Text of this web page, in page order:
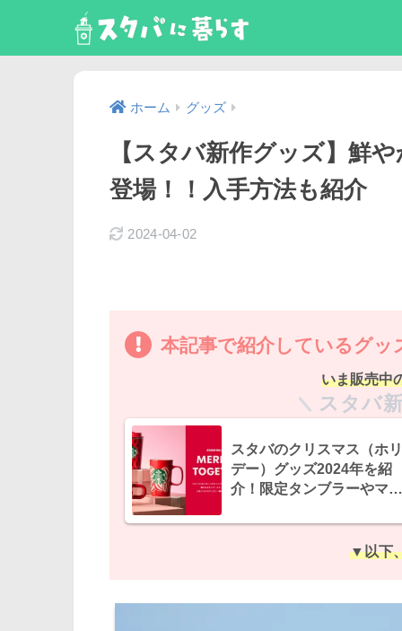
ホーム グッズ
【スタバ新作グッズ】鮮
登場！！入手方法も紹介
2024-04-02
本記事で紹介しているグッ
いま販売中
スタバ
スタバのクリスマス（ホ
デー）グッズ2024年を紹
介！限定タンブラーやマ
▼以下